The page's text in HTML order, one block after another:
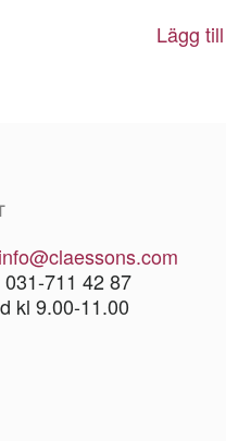
Lägg
info@claessons.com
031-711 42 87
kl 9.00-11.00